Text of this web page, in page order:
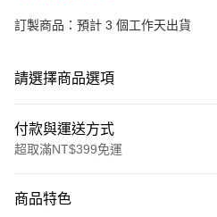
訂製商品：預計 3 個工作天出貨
請選擇商品選項
付款與運送方式
超取滿NT$399免運
信用卡一次付款
商品特色